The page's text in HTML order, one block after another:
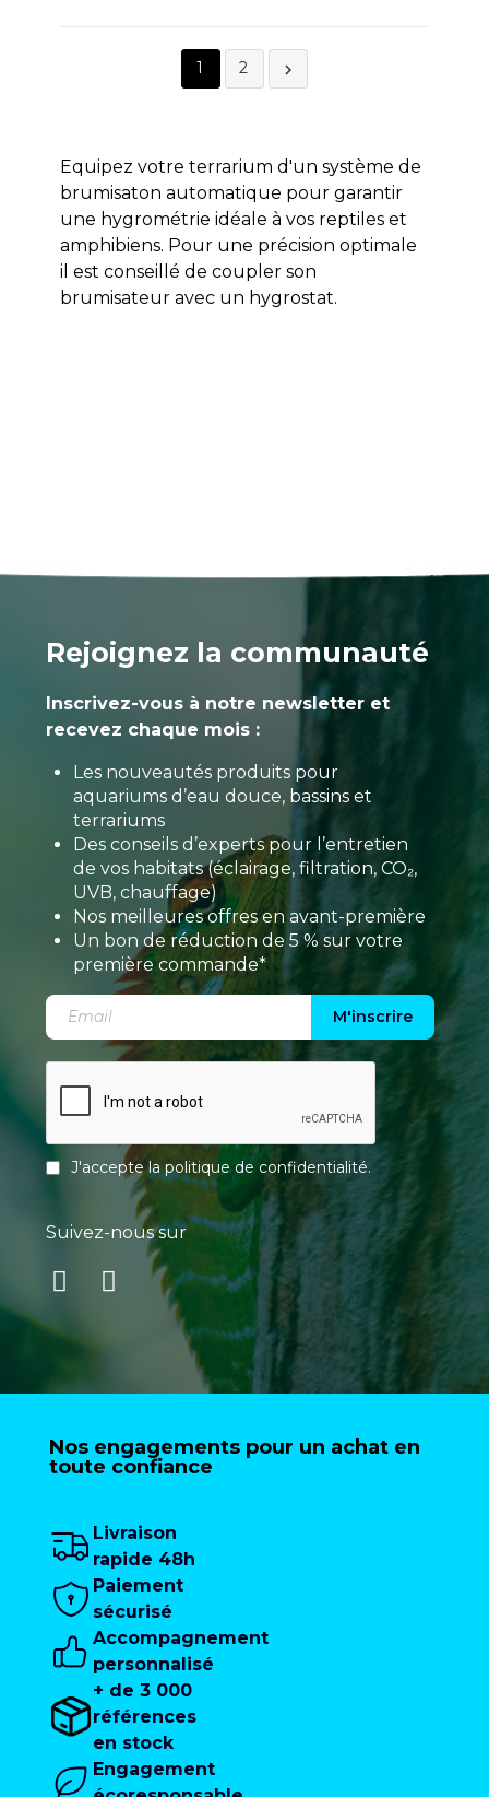
1 2 
Equipez votre terrarium d'un système de
brumisaton automatique pour garantir
une hygrométrie idéale à vos reptiles et
amphibiens. Pour une précision optimale
il est conseillé de coupler son
brumisateur avec un hygrostat.
Rejoignez la communauté
Inscrivez-vous à notre newsletter et
recevez chaque mois :
Les nouveautés produits pour
aquariums d’eau douce, bassins et
terrariums
Des conseils d’experts pour l’entretien
de vos habitats (éclairage, filtration, CO₂,
UVB, chauffage)
Nos meilleures offres en avant-première
Un bon de réduction de 5 % sur votre
première commande*
M'inscrire
J'accepte lapolitique de confidentialité.
Suivez-nous sur
Nos engagements pour un achat en
toute confiance
Livraison
rapide 48h
Paiement
sécurisé
Accompagnement
personnalisé
+ de 3 000
références
en stock
Engagement